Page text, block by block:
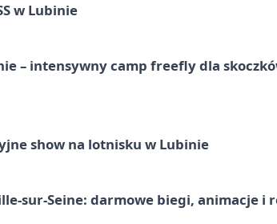
w Lubinie
– intensywny camp freefly dla
show na lotnisku w Lubinie
sur-Seine: darmowe biegi, animacje i